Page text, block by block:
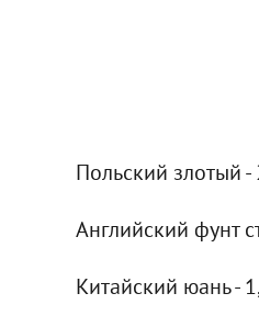
Польский злотый -
Английский фунт
Китайский юань -